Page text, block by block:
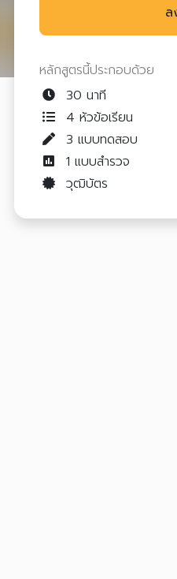
ล
หลักสูตรนี้ประกอบด้วย
30 นาที
4 หัวข้อเรียน
3 แบบทดสอบ
1 แบบสำรวจ
วุฒิบัตร